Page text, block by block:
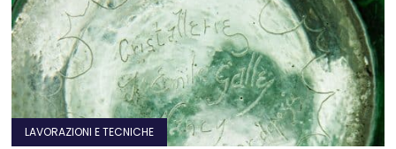
LAVORAZIONI E TECNICHE